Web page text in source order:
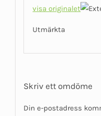
visa originalet
Utmärkta
Skriv ett omdöme
Din e-postadress